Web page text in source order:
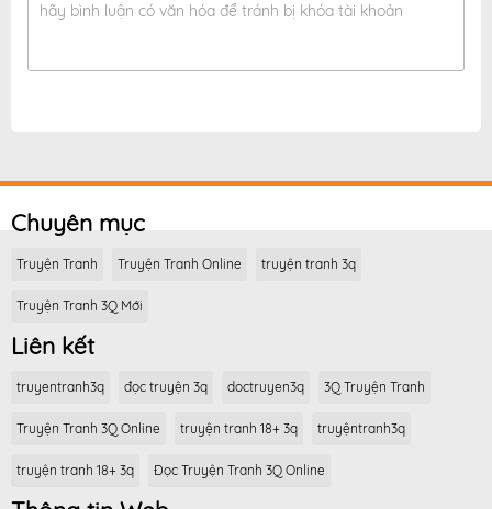
hãy bình luận có văn hóa để tránh bị khóa tài khoản
Chuyên mục
Truyện Tranh Truyện Tranh Online truyện tranh 3q
Truyện Tranh 3Q Mới
Liên kết
truyentranh3q đọc truyện 3q doctruyen3q 3Q Truyện Tranh
Truyện Tranh 3Q Online truyện tranh 18+ 3q truyệntranh3q
truyện tranh 18+ 3q Đọc Truyện Tranh 3Q Online